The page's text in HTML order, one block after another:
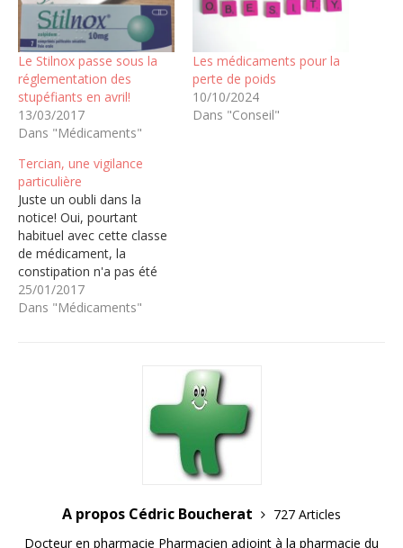
Le Stilnox passe sous la
réglementation des
stupéfiants en avril!
13/03/2017
Dans "Médicaments"
Les médicaments pour la
perte de poids
10/10/2024
Dans "Conseil"
Tercian, une vigilance
particulière
Juste un oubli dans la
notice! Oui, pourtant
habituel avec cette classe
de médicament, la
constipation n'a pas été
notifié dans les notices
des Tercians. Il en a
25/01/2017
Dans "Médicaments"
A propos Cédric Boucherat
727 Articles
Docteur en pharmacie Pharmacien adjoint à la pharmacie du